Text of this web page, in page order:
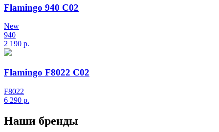
Flamingo 940 C02
New
940
2 190 р.
Flamingo F8022 C02
F8022
6 290 р.
Наши бренды